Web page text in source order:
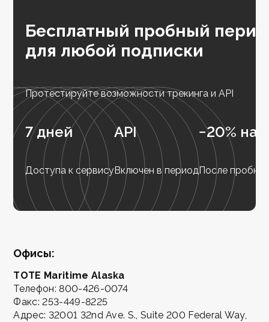
Бесплатный пробный
для любой подписки
Протестируйте возможности трекинга и API
7 дней
Доступа к сервису
API
Включен в период
−20% на
После
Офисы:
TOTE Maritime Alaska
Телефон:800-426-0074
Факс:253-449-8225
Адрес: 32001 32nd Ave. S., Suite 200 Federal Way,